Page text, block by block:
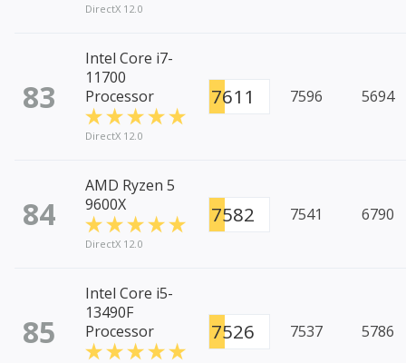
DirectX 12.0
83
Intel Core i7-
11700
Processor
DirectX 12.0
7611 7596 5694
84
AMD Ryzen 5
9600X
DirectX 12.0
7582 7541 6790
85
Intel Core i5-
13490F
Processor
7526 7537 5786